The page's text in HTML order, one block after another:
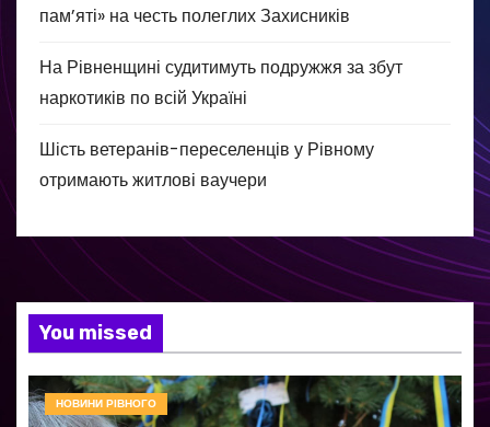
пам’яті» на честь полеглих Захисників
На Рівненщині судитимуть подружжя за збут
наркотиків по всій Україні
Шість ветеранів-переселенців у Рівному
отримають житлові ваучери
You missed
НОВИНИ РІВНОГО